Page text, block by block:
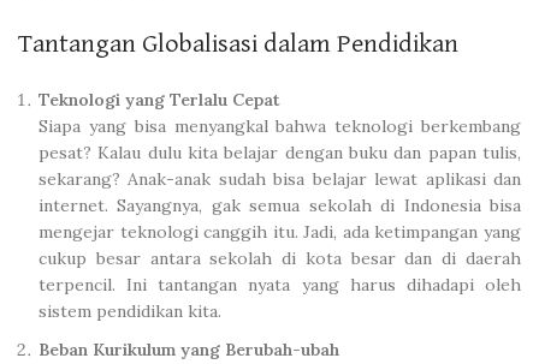
Tantangan Globalisasi dalam Pendidikan
Teknologi yang Terlalu Cepat
Siapa yang bisa menyangkal bahwa teknologi berkembang
pesat? Kalau dulu kita belajar dengan buku dan papan tulis,
sekarang? Anak-anak sudah bisa belajar lewat aplikasi dan
internet. Sayangnya, gak semua sekolah di Indonesia bisa
mengejar teknologi canggih itu. Jadi, ada ketimpangan yang
cukup besar antara sekolah di kota besar dan di daerah
terpencil. Ini tantangan nyata yang harus dihadapi oleh
sistem pendidikan kita.
Beban Kurikulum yang Berubah-ubah